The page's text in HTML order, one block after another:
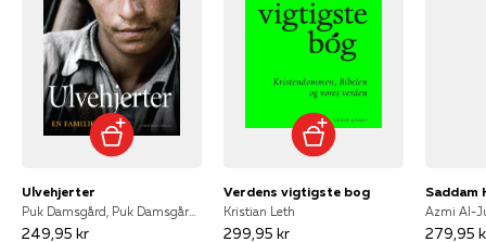
Ulvehjerter
249,95 kr
Verdens vigtigste bog
Kristian Leth
299,95 kr
Saddam
279,95